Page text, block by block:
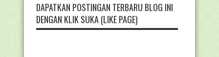
DAPATKAN POSTINGAN TERBARU BLOG INI
DENGAN KLIK SUKA (LIKE PAGE)